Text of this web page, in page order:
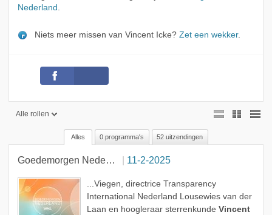
Nederland .
Niets meer missen van Vincent Icke? Zet een wekker.
Alle rollen
Alle rollen
Gast
Onderwerp
Alles 0 programma's 52 uitzendingen
Goedemorgen Nederland 11-2-2025
...Viegen, directrice Transparency
International Nederland Lousewies van der
Laan en hoogleraar sterrenkunde Vincent